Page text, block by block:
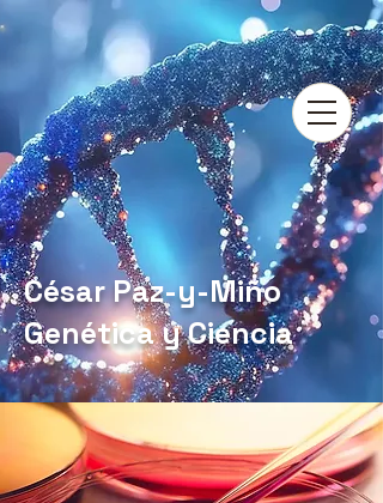
César Paz-y-Miño
Genética y Ciencia